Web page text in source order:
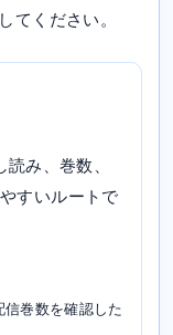
てください。
み、巻数、
すいルートで
巻数を確認した